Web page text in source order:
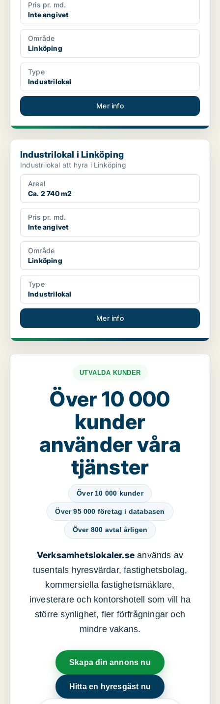
Pris pr. md.
Inte angivet
Område
Linköping
Type
Industrilokal
Mer info
Industrilokal i Linköping
Industrilokal i Linköping
Industrilokal att hyra i Linköping
Areal
Ca. 2 740 m2
Pris pr. md.
Inte angivet
Område
Linköping
Type
Industrilokal
Mer info
UTVALDA KUNDER
Över 10 000
kunder
använder våra
tjänster
Över 10 000 kunder
Över 95 000 företag i databasen
Över 800 avtal årligen
Verksamhetslokaler.se används av
tusentals hyresvärdar, fastighetsbolag,
kommersiella fastighetsmäklare,
investerare och kontorshotell som vill ha
större synlighet, fler förfrågningar och
mindre vakans.
Skapa din annons nu
Hitta en hyresgäst nu